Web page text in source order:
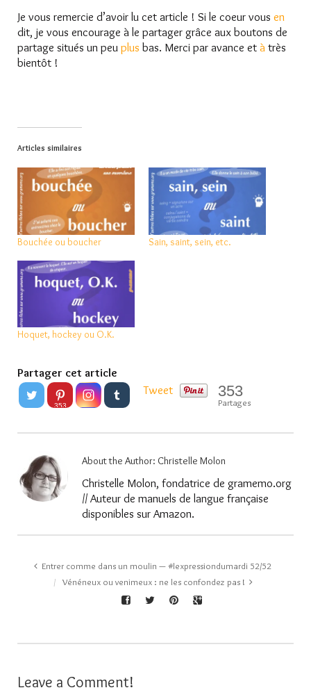
Je vous remercie d’avoir lu cet article ! Si le coeur vous en
dit, je vous encourage à le partager grâce aux boutons de
partage situés un peu plus bas. Merci par avance et à très
bientôt !
Articles similaires
Bouchée ou boucher Sain, saint, sein, etc.
Hoquet, hockey ou O.K.
Partager cet article
353
Tweet 353
Partages
About the Author: Christelle Molon
Christelle Molon, fondatrice de gramemo.org
// Auteur de manuels de langue française
disponibles sur Amazon.
Entrer comme dans un moulin — #lexpressiondumardi 52/52
Vénéneux ou venimeux : ne les confondez pas !
Leave a Comment!